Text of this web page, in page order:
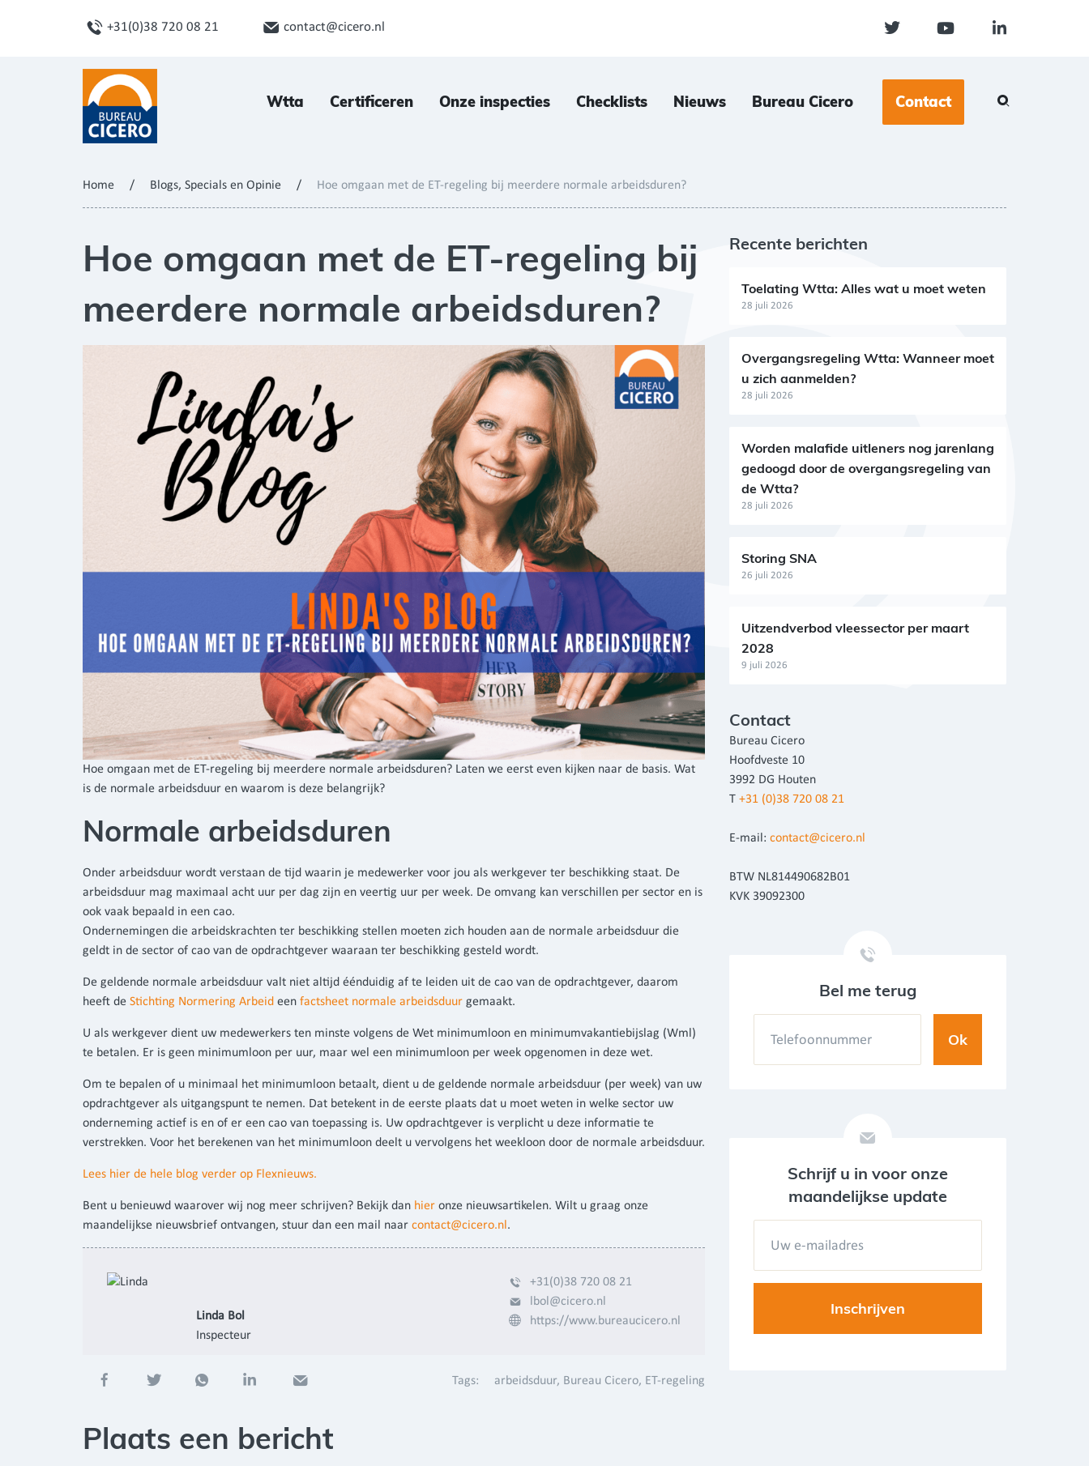
+31(0)38 720 08 21 contact@cicero.nl
Wtta Certificeren Onze inspecties Checklists Nieuws Bureau Cicero Contact
Home / Blogs, Specials en Opinie / Hoe omgaan met de ET-regeling bij meerdere normale arbeidsduren?
Hoe omgaan met de ET-regeling bij
meerdere normale arbeidsduren?
Hoe omgaan met de ET-regeling bij meerdere normale arbeidsduren? Laten we eerst even kijken naar de basis. Wat
is de normale arbeidsduur en waarom is deze belangrijk?
Normale arbeidsduren
Onder arbeidsduur wordt verstaan de tijd waarin je medewerker voor jou als werkgever ter beschikking staat. De
arbeidsduur mag maximaal acht uur per dag zijn en veertig uur per week. De omvang kan verschillen per sector en is
ook vaak bepaald in een cao.
Ondernemingen die arbeidskrachten ter beschikking stellen moeten zich houden aan de normale arbeidsduur die
geldt in de sector of cao van de opdrachtgever waaraan ter beschikking gesteld wordt.
De geldende normale arbeidsduur valt niet altijd éénduidig af te leiden uit de cao van de opdrachtgever, daarom
heeft de Stichting Normering Arbeid een factsheet normale arbeidsduur gemaakt.
U als werkgever dient uw medewerkers ten minste volgens de Wet minimumloon en minimumvakantiebijslag (Wml)
te betalen. Er is geen minimumloon per uur, maar wel een minimumloon per week opgenomen in deze wet.
Om te bepalen of u minimaal het minimumloon betaalt, dient u de geldende normale arbeidsduur (per week) van uw
opdrachtgever als uitgangspunt te nemen. Dat betekent in de eerste plaats dat u moet weten in welke sector uw
onderneming actief is en of er een cao van toepassing is. Uw opdrachtgever is verplicht u deze informatie te
verstrekken. Voor het berekenen van het minimumloon deelt u vervolgens het weekloon door de normale arbeidsduur.
Lees hier de hele blog verder op Flexnieuws.
Bent u benieuwd waarover wij nog meer schrijven? Bekijk dan hier onze nieuwsartikelen. Wilt u graag onze
maandelijkse nieuwsbrief ontvangen, stuur dan een mail naar contact@cicero.nl.
Linda Bol
Inspecteur
+31(0)38 720 08 21
lbol@cicero.nl
https://www.bureaucicero.nl
Tags: arbeidsduur Bureau Cicero ET-regeling
Plaats een bericht
Recente berichten
Toelating Wtta: Alles wat u moet weten
28 juli 2026
Overgangsregeling Wtta: Wanneer moet
u zich aanmelden?
28 juli 2026
Worden malafide uitleners nog jarenlang
gedoogd door de overgangsregeling van
de Wtta?
28 juli 2026
Storing SNA
26 juli 2026
Uitzendverbod vleessector per maart
2028
9 juli 2026
Contact
Bureau Cicero
Hoofdveste 10
3992 DG Houten
T +31 (0)38 720 08 21
E-mail: contact@cicero.nl
BTW NL814490682B01
KVK 39092300
Bel me terug
Schrijf u in voor onze
maandelijkse update